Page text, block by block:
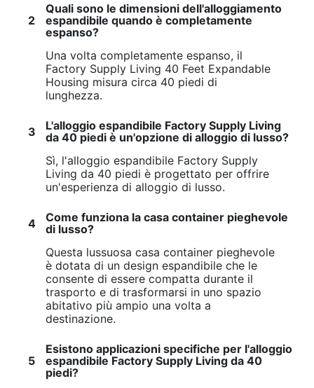
2
Quali sono le dimensioni dell'alloggiamento
espandibile quando è completamente
espanso?
Una volta completamente espanso, il
Factory Supply Living 40 Feet Expandable
Housing misura circa 40 piedi di
lunghezza.
3
L'alloggio espandibile Factory Supply Living
da 40 piedi è un'opzione di alloggio di lusso?
Sì, l'alloggio espandibile Factory Supply
Living da 40 piedi è progettato per offrire
un'esperienza di alloggio di lusso.
4
Come funziona la casa container pieghevole
di lusso?
Questa lussuosa casa container pieghevole
è dotata di un design espandibile che le
consente di essere compatta durante il
trasporto e di trasformarsi in uno spazio
abitativo più ampio una volta a
destinazione.
5
Esistono applicazioni specifiche per l'alloggio
espandibile Factory Supply Living da 40
piedi?